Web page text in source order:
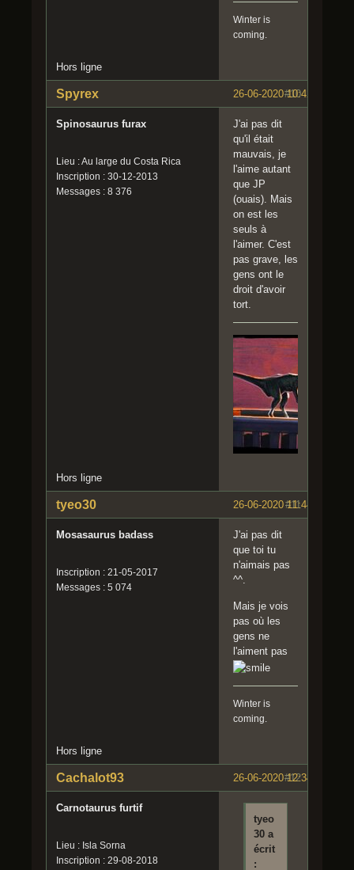
Winter is
coming.
Hors ligne
#10
26-06-2020 10:42:07
Spyrex
Spinosaurus furax
Lieu : Au large du Costa Rica
Inscription : 30-12-2013
Messages : 8 376
J'ai pas dit
qu'il était
mauvais, je
l'aime autant
que JP
(ouais). Mais
on est les
seuls à
l'aimer. C'est
pas grave, les
gens ont le
droit d'avoir
tort.
Hors ligne
#11
26-06-2020 11:44:32
tyeo30
Mosasaurus badass
Inscription : 21-05-2017
Messages : 5 074
J'ai pas dit
que toi tu
n'aimais pas
^^.
Mais je vois
pas où les
gens ne
l'aiment pas
Winter is
coming.
Hors ligne
#12
26-06-2020 12:34:09
Cachalot93
Carnotaurus furtif
Lieu : Isla Sorna
Inscription : 29-08-2018
tyeo
30 a
écrit
: